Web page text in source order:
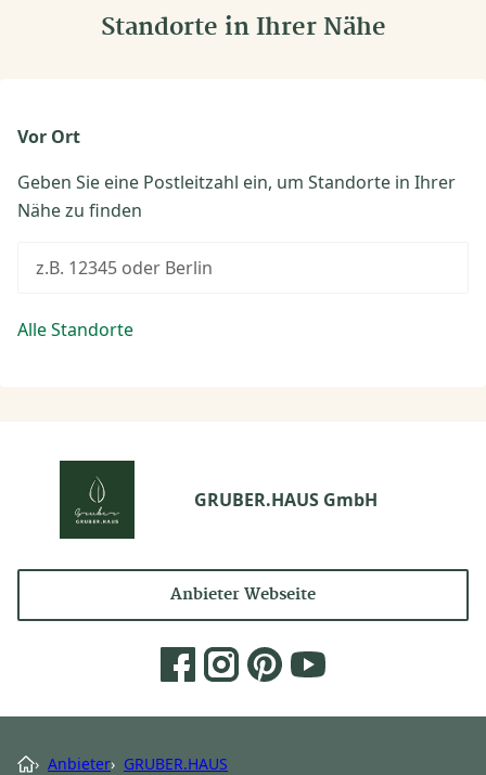
Standorte in Ihrer Nähe
Vor Ort
Geben Sie eine Postleitzahl ein, um Standorte in Ihrer
Nähe zu finden
z.B. 12345 oder Berlin
Alle Standorte
GRUBER.HAUS GmbH
Anbieter Webseite
› Anbieter› GRUBER.HAUS